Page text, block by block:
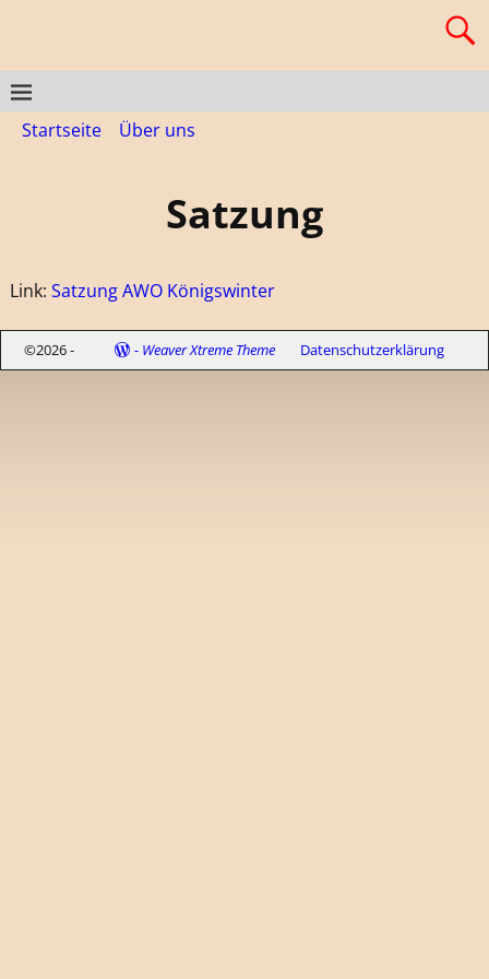
Startseite Über uns
Satzung
Link: Satzung AWO Königswinter
©2026 - - Weaver Xtreme Theme Datenschutzerklärung